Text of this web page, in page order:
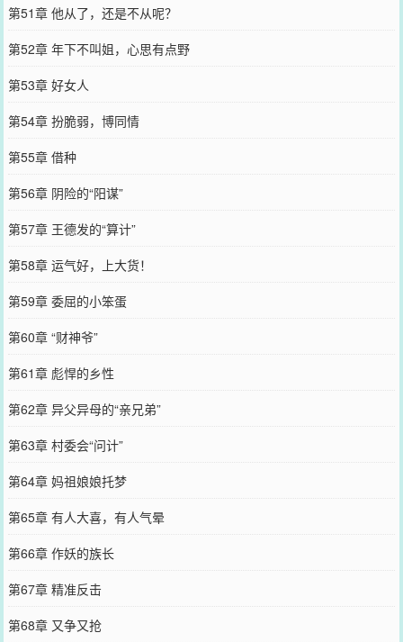
第51章 他从了，还是不从呢？
第52章 年下不叫姐，心思有点野
第53章 好女人
第54章 扮脆弱，博同情
第55章 借种
第56章 阴险的“阳谋”
第57章 王德发的“算计”
第58章 运气好，上大货！
第59章 委屈的小笨蛋
第60章 “财神爷”
第61章 彪悍的乡性
第62章 异父异母的“亲兄弟”
第63章 村委会“问计”
第64章 妈祖娘娘托梦
第65章 有人大喜，有人气晕
第66章 作妖的族长
第67章 精准反击
第68章 又争又抢